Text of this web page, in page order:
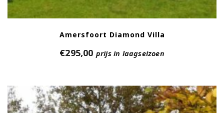
Amersfoort Diamond Villa
€295,00 prijs in laagseizoen